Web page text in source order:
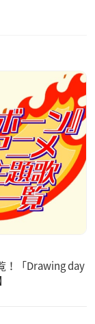
！「Drawing day